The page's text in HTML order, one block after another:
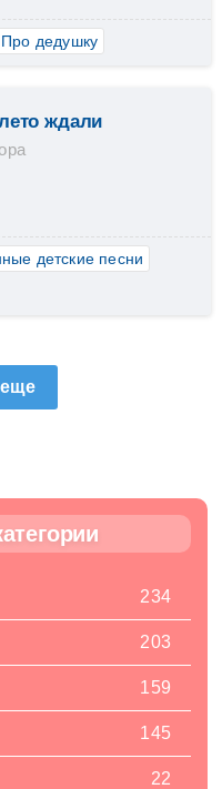
Про дедушку
ждали
детские песни
еще
234
203
159
145
22